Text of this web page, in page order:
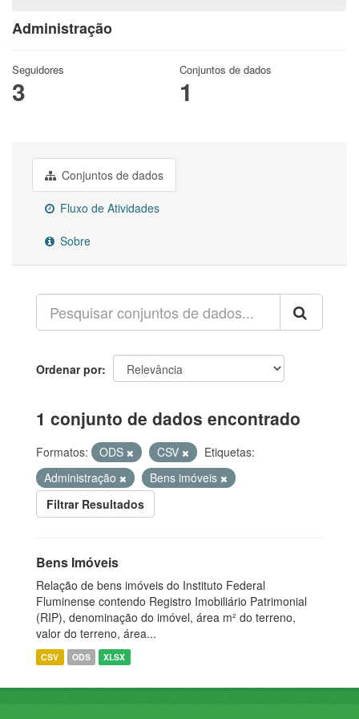
Administração
Seguidores
3
Conjuntos de dados
1
Conjuntos de dados
Fluxo de Atividades
Sobre
Ordenar por
1 conjunto de dados encontrado
Formatos: ODS CSV
Etiquetas:
Administração
Bens imóveis
Filtrar Resultados
Bens Imóveis
Relação de bens imóveis do Instituto Federal
Fluminense contendo Registro Imobiliário Patrimonial
(RIP), denominação do imóvel, área m² do terreno,
valor do terreno, área...
CSV ODS XLSX